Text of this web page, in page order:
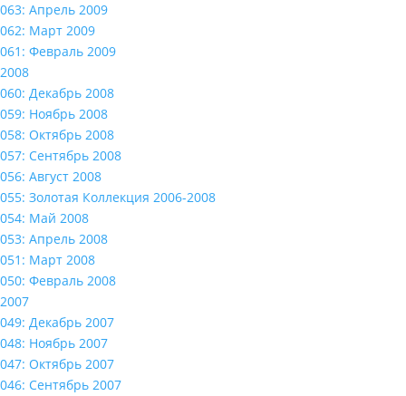
063: Апрель 2009
062: Март 2009
061: Февраль 2009
2008
060: Декабрь 2008
059: Ноябрь 2008
058: Октябрь 2008
057: Сентябрь 2008
056: Август 2008
055: Золотая Коллекция 2006-2008
054: Май 2008
053: Апрель 2008
051: Март 2008
050: Февраль 2008
2007
049: Декабрь 2007
048: Ноябрь 2007
047: Октябрь 2007
046: Сентябрь 2007